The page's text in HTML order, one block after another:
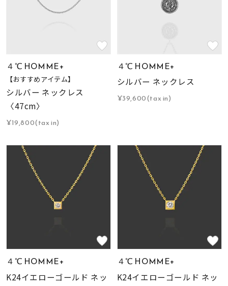
４℃ HOMME+
【おすすめアイテム】
シルバー ネックレス
〈47cm〉
¥19,800(tax in)
４℃ HOMME+
シルバー ネックレス
¥39,600(tax in)
４℃ HOMME+
K24イエローゴールド ネッ
４℃ HOMME+
K24イエローゴールド ネッ